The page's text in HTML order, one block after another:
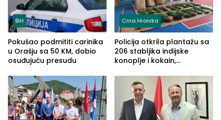
BiH
Pokušao podmititi carinika
u Orašju sa 50 KM, dobio
osuđujuću presudu
Crna Hronika
Policija otkrila plantažu sa
206 stabljika indijske
konoplje i kokain,
(FOTO)